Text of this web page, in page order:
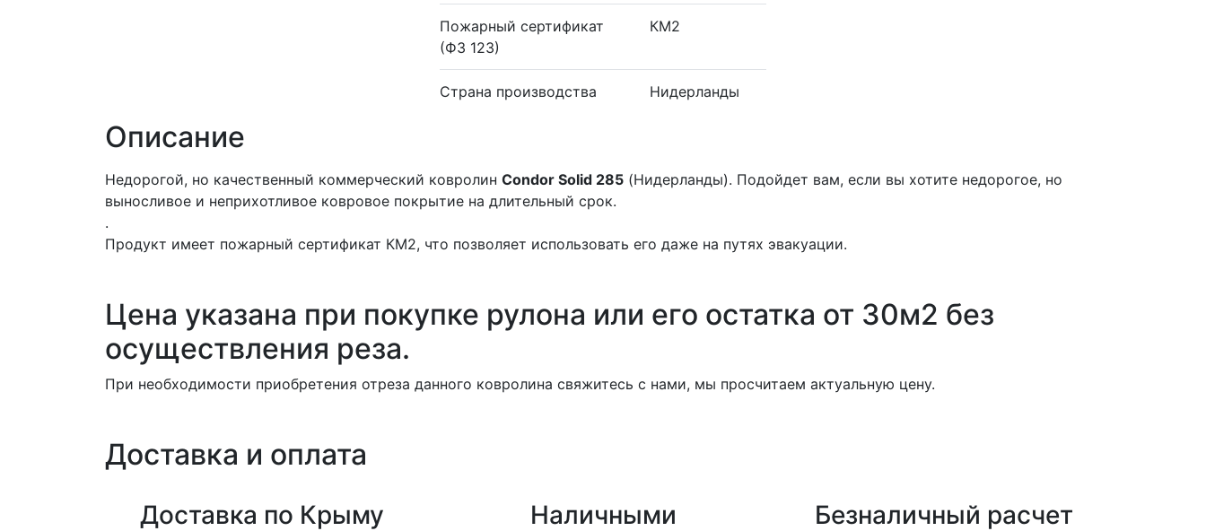
Пожарный сертификат
(ФЗ 123)
КМ2
Страна производства Нидерланды
Описание
Недорогой, но качественный коммерческий ковролин Condor Solid 285 (Нидерланды). Подойдет вам, если вы хотите недорогое, но
выносливое и неприхотливое ковровое покрытие на длительный срок.
.
Продукт имеет пожарный сертификат КМ2, что позволяет использовать его даже на путях эвакуации.
Цена указана при покупке рулона или его остатка от 30м2 без
осуществления реза.
При необходимости приобретения отреза данного ковролина свяжитесь с нами, мы просчитаем актуальную цену.
Доставка и оплата
Доставка по Крыму Наличными Безналичный расчет